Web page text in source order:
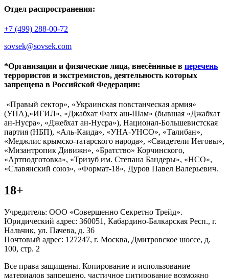
Отдел распространения:
+7 (499) 288-00-72
sovsek@sovsek.com
*Организации и физические лица, внесённные в перечень
террористов и экстремистов, деятельность которых
запрещена в Российской Федерации:
«Правый сектор», «Украинская повстанческая армия»
(УПА),«ИГИЛ», «Джабхат Фатх аш-Шам» (бывшая «Джабхат
ан-Нусра», «Джебхат ан-Нусра»), Национал-Большевистская
партия (НБП), «Аль-Каида», «УНА-УНСО», «Талибан»,
«Меджлис крымско-татарского народа», «Свидетели Иеговы»,
«Мизантропик Дивижн», «Братство» Корчинского,
«Артподготовка», «Тризуб им. Степана Бандеры», «НСО»,
«Славянский союз», «Формат-18», Дуров Павел Валерьевич.
18+
Учредитель: ООО «Совершенно Секретно Трейд».
Юридический адрес: 360051, Кабардино-Балкарская Респ., г.
Нальчик, ул. Пачева, д. 36
Почтовый адрес: 127247, г. Москва, Дмитровское шоссе, д.
100, стр. 2
Все права защищены. Копирование и использование
материалов запрещено, частичное цитирование возможно